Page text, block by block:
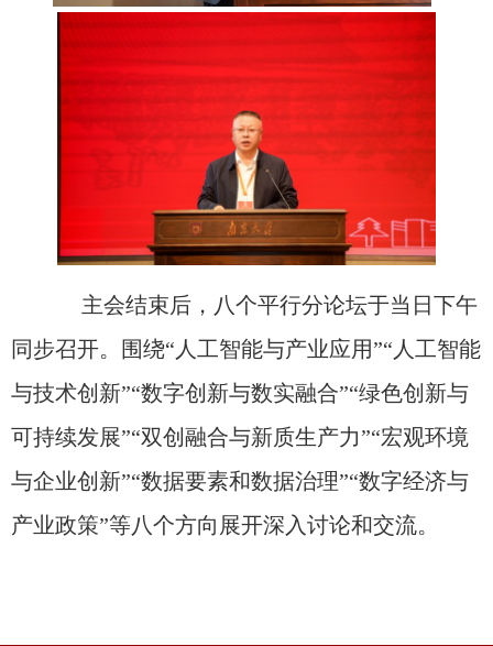
主会结束后， 八个平行分论坛于当日下午
同步召开。围绕“人工智能与产业应用”“人工智能
与技术创新”“数字创新与数实融合”“绿色创新与
可持续发展”“双创融合与新质生产力”“宏观环境
与企业创新”“数据要素和数据治理”“数字经济与
产业政策”等八个方向展开深入讨论和交流。